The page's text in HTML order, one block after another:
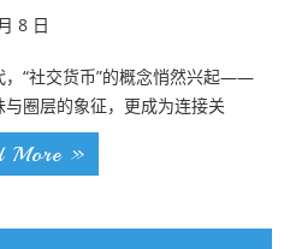
8 日
，“社交货币”的概念悄然兴起——
圈层的象征，更成为连接关
More »